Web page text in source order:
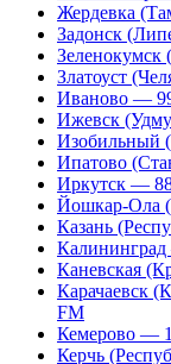
Жердевка
Задонск
Златоуст
Иваново —
Ижевск
Изобильный
Ипатово
Иркутск —
Йошкар-Ола
Казань
Каневская
Карачаевск
FM
Кемерово —
Керчь